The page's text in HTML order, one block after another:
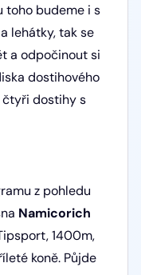
toho budeme i s
lehátky, tak se
a odpočinout si
dostihového
čtyři dostihy s
z pohledu
Namicorich
1400m,
koně. Půjde